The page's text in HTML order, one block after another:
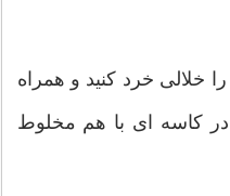
خلالی خرد کنید و همراه
کاسه ای با هم مخلوط